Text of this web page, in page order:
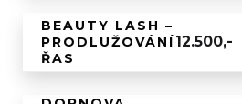
BEAUTY LASH –
PRODLUŽOVÁNÍ
ŘAS
12.500,-